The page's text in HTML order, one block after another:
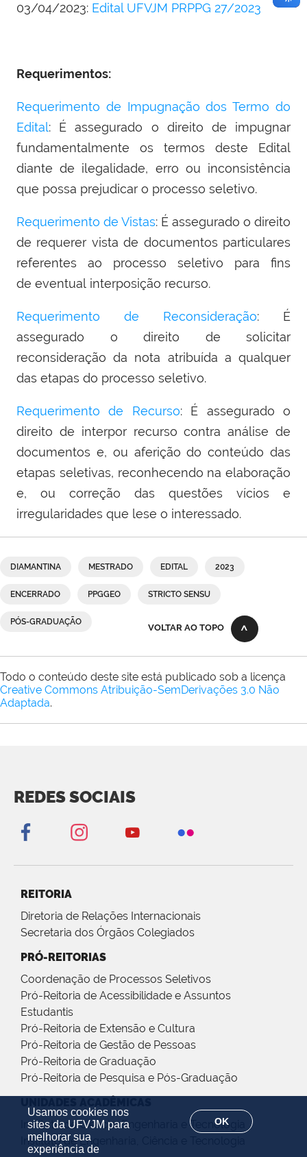
Usamos cookies nos
sites da UFVJM para
melhorar sua
experiência de
OK
03/04/2023: Edital UFVJM PRPPG 27/2023
Requerimentos:
Requerimento de Impugnação dos Termo do
Edital: É assegurado o direito de impugnar
fundamentalmente os termos deste Edital
diante de ilegalidade, erro ou inconsistência
que possa prejudicar o processo seletivo.
Requerimento de Vistas: É assegurado o direito
de requerer vista de documentos particulares
referentes ao processo seletivo para fins
de eventual interposição recurso.
Requerimento de Reconsideração: É
assegurado o direito de solicitar
reconsideração da nota atribuída a qualquer
das etapas do processo seletivo.
Requerimento de Recurso: É assegurado o
direito de interpor recurso contra análise de
documentos e, ou aferição do conteúdo das
etapas seletivas, reconhecendo na elaboração
e, ou correção das questões vícios e
irregularidades que lese o interessado.
DIAMANTINA MESTRADO EDITAL 2023
ENCERRADO PPGGEO STRICTO SENSU
PÓS-GRADUAÇÃO
VOLTAR AO TOPO
Todo o conteúdo deste site está publicado sob a licença
Creative Commons Atribuição-SemDerivações 3.0 Não
Adaptada.
REDES SOCIAIS
REITORIA
Diretoria de Relações Internacionais
Secretaria dos Órgãos Colegiados
PRÓ-REITORIAS
Coordenação de Processos Seletivos
Pró-Reitoria de Acessibilidade e Assuntos
Estudantis
Pró-Reitoria de Extensão e Cultura
Pró-Reitoria de Gestão de Pessoas
Pró-Reitoria de Graduação
Pró-Reitoria de Pesquisa e Pós-Graduação
Instituto de Ciência, Engenharia e Tecnologia
Instituto de Engenharia, Ciência e Tecnologia